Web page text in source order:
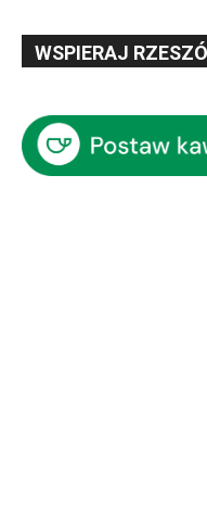
WSPIERAJ